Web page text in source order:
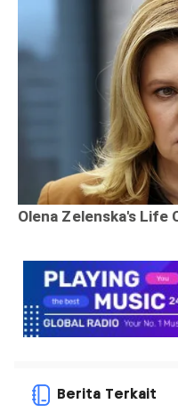
Berita Terkait